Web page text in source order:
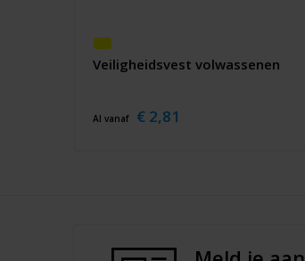
Veiligheidsvest volwassenen
Al vanaf € 2,81